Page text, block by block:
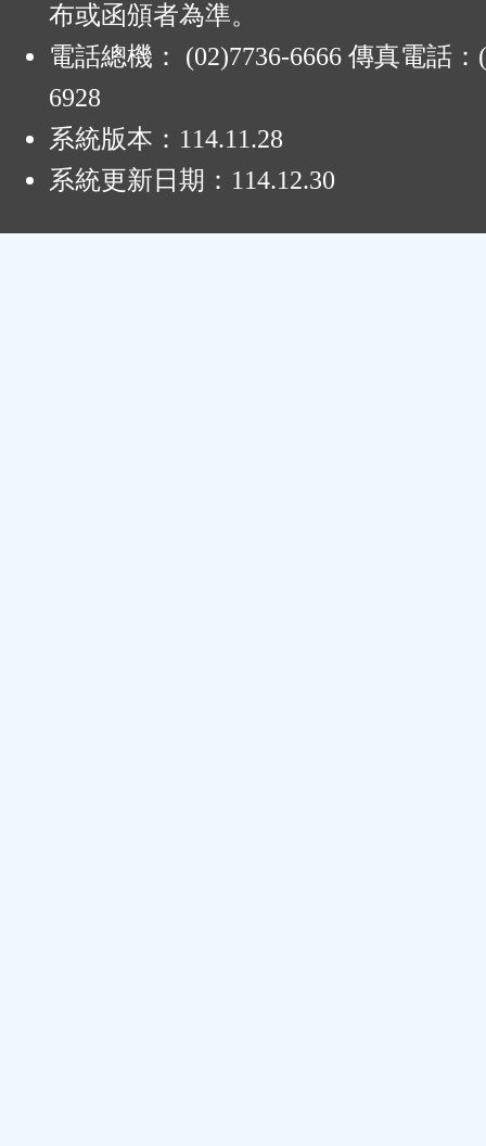
布或函頒者為準。
電話總機： (02)7736-6666 傳真電話：
6928
系統版本： 114.11.28
系統更新日期： 114.12.30